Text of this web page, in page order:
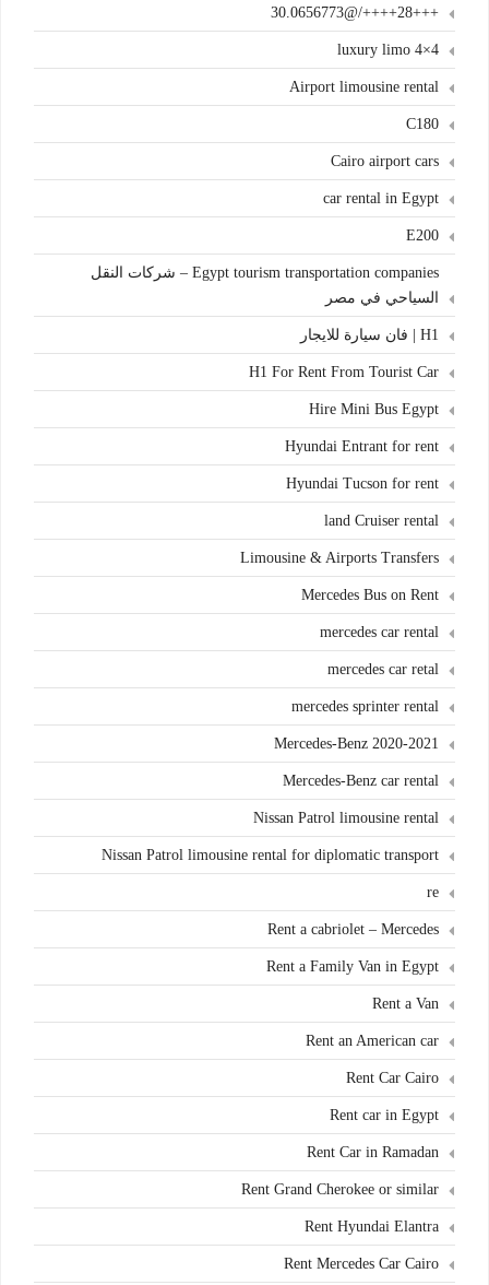
+++28++++/@30.0656773
4×4 luxury limo
Airport limousine rental
C180
Cairo airport cars
car rental in Egypt
E200
Egypt tourism transportation companies – شركات النقل
السياحي في مصر
H1 | فان سيارة للايجار
H1 For Rent From Tourist Car
Hire Mini Bus Egypt
Hyundai Entrant for rent
Hyundai Tucson for rent
land Cruiser rental
Limousine & Airports Transfers
Mercedes Bus on Rent
mercedes car rental
mercedes car retal
mercedes sprinter rental
Mercedes-Benz 2020-2021
Mercedes-Benz car rental
Nissan Patrol limousine rental
Nissan Patrol limousine rental for diplomatic transport
re
Rent a cabriolet – Mercedes
Rent a Family Van in Egypt
Rent a Van
Rent an American car
Rent Car Cairo
Rent car in Egypt
Rent Car in Ramadan
Rent Grand Cherokee or similar
Rent Hyundai Elantra
Rent Mercedes Car Cairo